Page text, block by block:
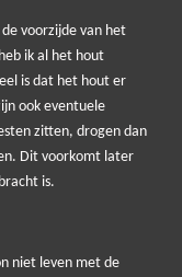
voorzijde van het
ik al het hout
is dat het hout er
ook eventuele
zitten, drogen dan
Dit voorkomt later
is.
niet leven met de